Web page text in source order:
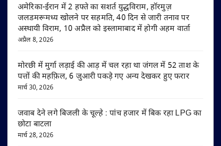
अमेरिका-ईरान में 2 हफ्ते का सशर्त युद्धविराम, हॉरमुज़
जलडमरूमध्य खोलने पर सहमति, 40 दिन से जारी तनाव पर
अस्थायी विराम, 10 अप्रैल को इस्लामाबाद में होगी अहम वार्ता
अप्रैल 8, 2026
मोरछी में मुर्गा लड़ाई की आड़ में चल रहा था जंगल में 52 ताश के
पत्तों की महफ़िल, 6 जुआरी पकड़े गए अन्य देखकर हुए फरार
मार्च 30, 2026
जवाब देने लगे बिजली के चूल्हे : पांच हजार में बिक रहा LPG का
छोटा बाटला
मार्च 28, 2026